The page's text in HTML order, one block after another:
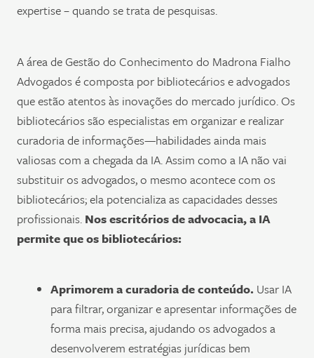
expertise – quando se trata de pesquisas.
A área de Gestão do Conhecimento do Madrona Fialho
Advogados é composta por bibliotecários e advogados
que estão atentos às inovações do mercado jurídico. Os
bibliotecários são especialistas em organizar e realizar
curadoria de informações—habilidades ainda mais
valiosas com a chegada da IA. Assim como a IA não vai
substituir os advogados, o mesmo acontece com os
bibliotecários; ela potencializa as capacidades desses
profissionais. Nos escritórios de advocacia, a IA
permite que os bibliotecários:
Aprimorem a curadoria de conteúdo. Usar IA
para filtrar, organizar e apresentar informações de
forma mais precisa, ajudando os advogados a
desenvolverem estratégias jurídicas bem